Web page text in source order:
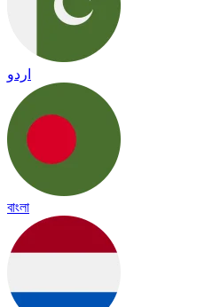
اردو
বাংলা